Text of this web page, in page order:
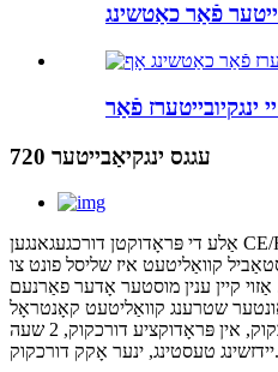
720 עגגס ינגקיאַבייטער
אַלע די פּראָדוקטן דורכגעגאנגען CE/FCC/ROHS און ינדזשויד 1-3 יאָר
קוואַליטעט איז שליסל פונט צו
קיין ענין מוסטער אָדער פאַרנעם
שטרענג קוואַליטעט קאָנטראָל
אַרייַנגערעכנט רוי מאַטעריאַל דורכקוק, אין פּראָדוקציע דורכקוק, 2 שעה
יידזשינג טעסטינג, ינער אָקק דורכקוק.